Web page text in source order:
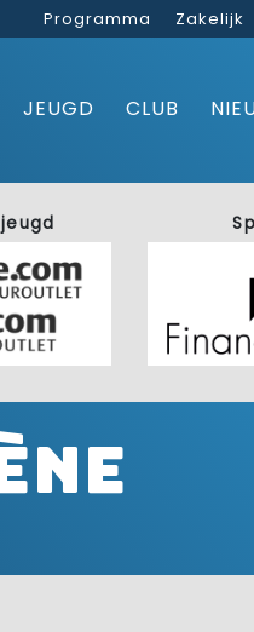
Programma Zakelijk
JEUGD CLUB